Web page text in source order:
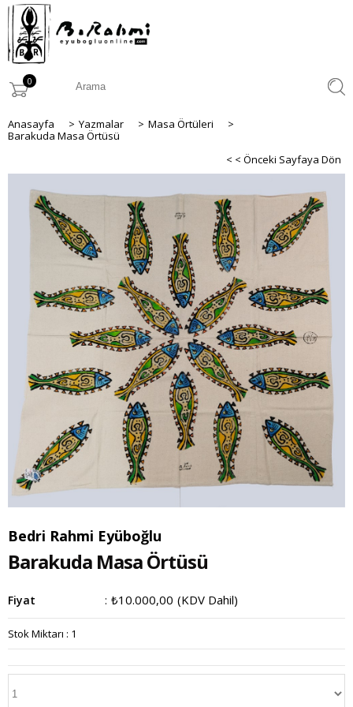
0
Anasayfa > Yazmalar > Masa Örtüleri
>
Barakuda Masa Örtüsü
< < Önceki Sayfaya Dön
Bedri Rahmi Eyüboğlu
Barakuda Masa Örtüsü
Fiyat : ₺10.000,00 (KDV Dahil)
Stok Miktarı : 1